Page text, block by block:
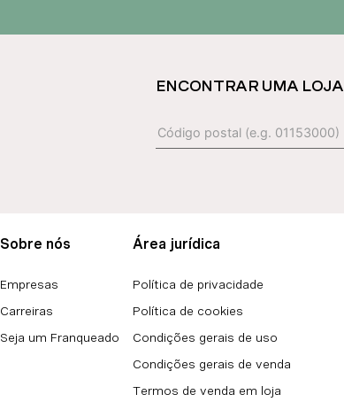
ENCONTRAR UMA LOJA
Sobre nós
Empresas
Carreiras
Seja um Franqueado
Área jurídica
Política de privacidade
Política de cookies
Condições gerais de uso
Condições gerais de venda
Termos de venda em loja